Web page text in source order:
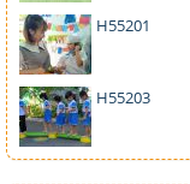
H55201
H55203